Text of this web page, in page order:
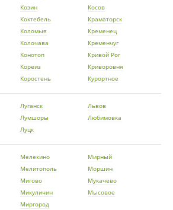
Козин
Коктебель
Коломыя
Колочава
Конотоп
Кореиз
Коростень
Косов
Краматорск
Кременец
Кременчуг
Кривой Рог
Криворовня
Курортное
Луганск
Лумшоры
Луцк
Львов
Любимовка
Мелекино
Мелитополь
Мигово
Микуличин
Миргород
Мирный
Моршин
Мукачево
Мысовое